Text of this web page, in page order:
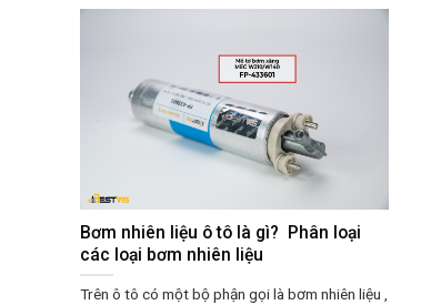
Bơm nhiên liệu ô tô là gì? Phân loại
các loại bơm nhiên liệu
Trên ô tô có một bộ phận gọi là bơm nhiên liệu ,